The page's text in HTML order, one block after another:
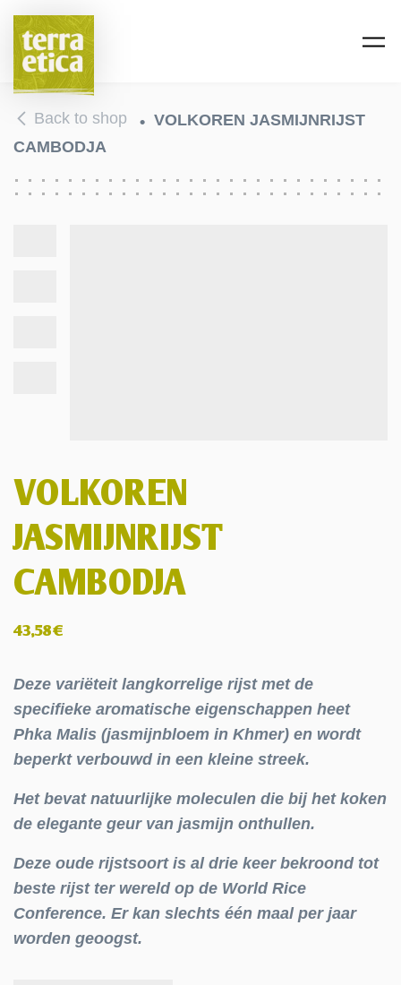
Skip to main content
Back to shop
VOLKOREN JASMIJNRIJST
CAMBODJA
VOLKOREN
JASMIJNRIJST
CAMBODJA
43,58€
Deze variëteit langkorrelige rijst met de
specifieke aromatische eigenschappen heet
Phka Malis (jasmijnbloem in Khmer) en wordt
beperkt verbouwd in een kleine streek.
Het bevat natuurlijke moleculen die bij het koken
de elegante geur van jasmijn onthullen.
Deze oude rijstsoort is al drie keer bekroond tot
beste rijst ter wereld op de World Rice
Conference. Er kan slechts één maal per jaar
worden geoogst.